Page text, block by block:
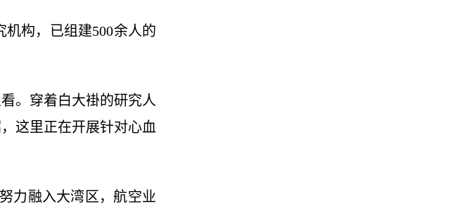
构，已组建500余人的
。穿着白大褂的研究人
这里正在开展针对心血
力融入大湾区，航空业